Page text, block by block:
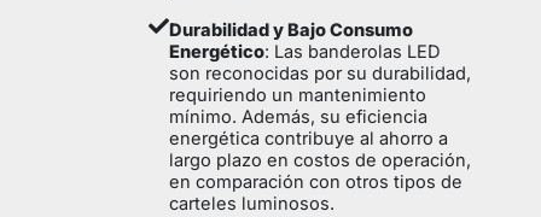
Durabilidad y Bajo Consumo
Energético: Las banderolas LED
son reconocidas por su durabilidad,
requiriendo un mantenimiento
mínimo. Además, su eficiencia
energética contribuye al ahorro a
largo plazo en costos de operación,
en comparación con otros tipos de
carteles luminosos.